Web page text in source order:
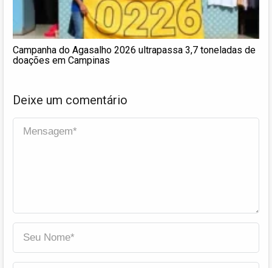
Campanha do Agasalho 2026 ultrapassa 3,7 toneladas de
doações em Campinas
Deixe um comentário